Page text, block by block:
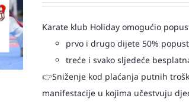
Karate klub Holiday omogućio
prvo i drugo dijete 50%
treće i svako sljedeće
👉Sniženje kod plaćanja putnih
manifestacije u kojima učestvuju